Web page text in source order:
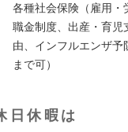
各種社会保険（雇用・
職金制度、出産・育児
由、インフルエンザ
まで可）
日休暇は